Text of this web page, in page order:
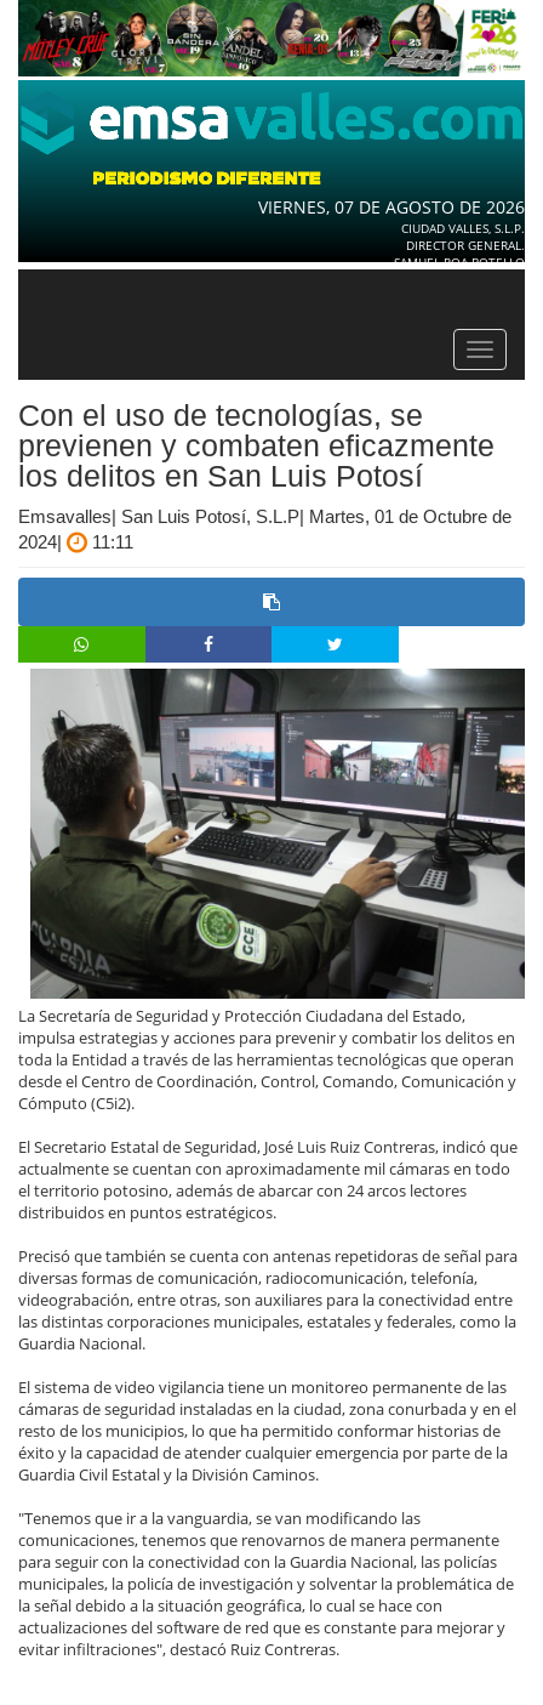
VIERNES, 07 DE AGOSTO DE 2026
CIUDAD VALLES, S.L.P.
DIRECTOR GENERAL.
SAMUEL ROA BOTELLO
Toggle
Con el uso de tecnologías, se
previenen y combaten eficazmente
los delitos en San Luis Potosí
Emsavalles| San Luis Potosí, S.L.P| Martes, 01 de Octubre de
2024|
11:11
La Secretaría de Seguridad y Protección Ciudadana del Estado,
impulsa estrategias y acciones para prevenir y combatir los delitos en
toda la Entidad a través de las herramientas tecnológicas que operan
desde el Centro de Coordinación, Control, Comando, Comunicación y
Cómputo (C5i2).
El Secretario Estatal de Seguridad, José Luis Ruiz Contreras, indicó que
actualmente se cuentan con aproximadamente mil cámaras en todo
el territorio potosino, además de abarcar con 24 arcos lectores
distribuidos en puntos estratégicos.
Precisó que también se cuenta con antenas repetidoras de señal para
diversas formas de comunicación, radiocomunicación, telefonía,
videograbación, entre otras, son auxiliares para la conectividad entre
las distintas corporaciones municipales, estatales y federales, como la
Guardia Nacional.
El sistema de video vigilancia tiene un monitoreo permanente de las
cámaras de seguridad instaladas en la ciudad, zona conurbada y en el
resto de los municipios, lo que ha permitido conformar historias de
éxito y la capacidad de atender cualquier emergencia por parte de la
Guardia Civil Estatal y la División Caminos.
"Tenemos que ir a la vanguardia, se van modificando las
comunicaciones, tenemos que renovarnos de manera permanente
para seguir con la conectividad con la Guardia Nacional, las policías
municipales, la policía de investigación y solventar la problemática de
la señal debido a la situación geográfica, lo cual se hace con
actualizaciones del software de red que es constante para mejorar y
evitar infiltraciones", destacó Ruiz Contreras.